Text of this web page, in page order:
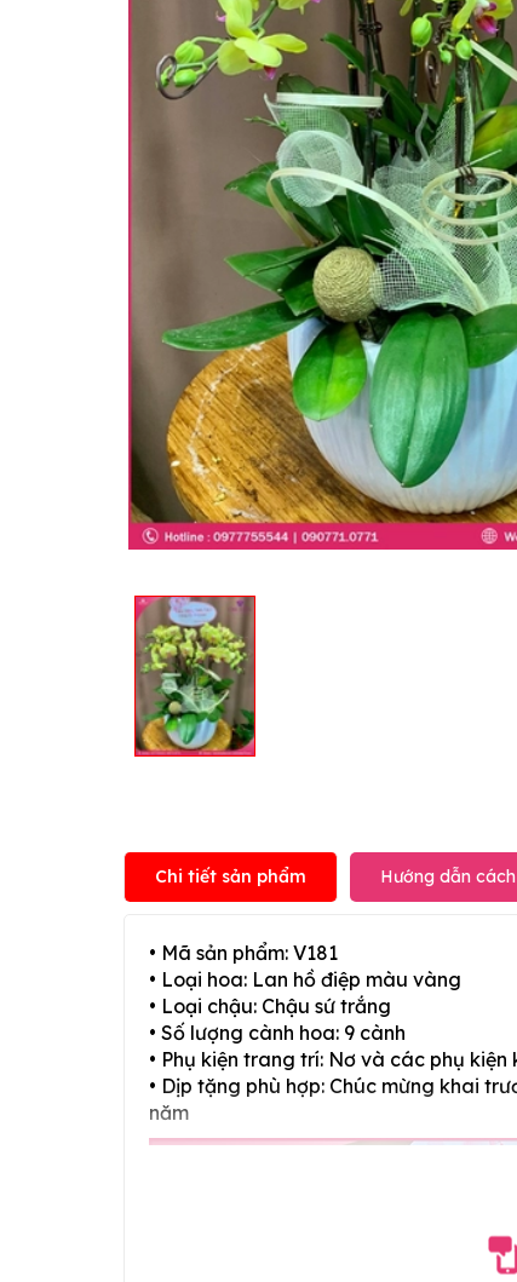
Chi tiết sản phẩm Hướng dẫn
• Mã sản phẩm: V181
• Loại hoa: Lan hồ điệp màu vàng
• Loại chậu: Chậu sứ trắng
• Số lượng cành hoa: 9 cành
• Phụ kiện trang trí: Nơ và các phụ kiện
• Dịp tặng phù hợp: Chúc mừng khai
năm